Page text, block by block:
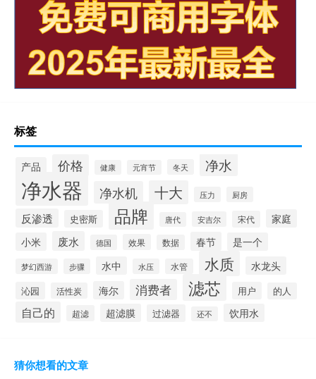
标签
产品 价格 健康 元宵节 冬天 净水
净水器 净水机 十大 压力 厨房
反渗透 史密斯 品牌 唐代 安吉尔 宋代
家庭
小米
废水 德国 效果 数据 春节 是一个
梦幻西游 步骤 水中 水压 水管 水质 水龙头
沁园 活性炭 海尔 消费者 滤芯 用户 的人
自己的 超滤 超滤膜 过滤器 还不 饮用水
猜你想看的文章